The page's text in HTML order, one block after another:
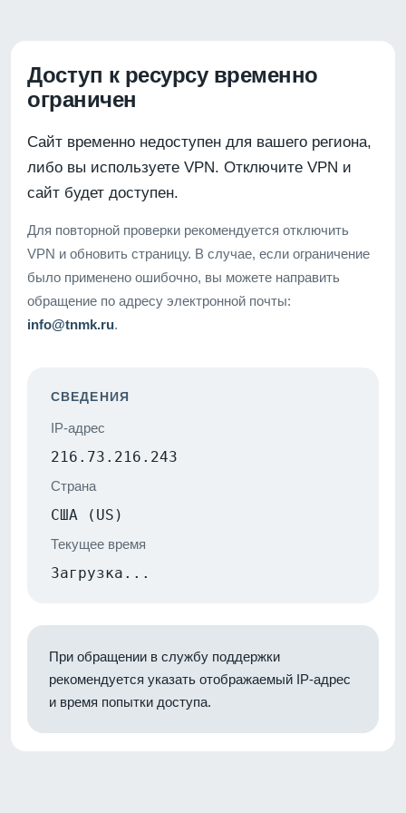
Доступ к ресурсу временно
ограничен
Сайт временно недоступен для вашего региона,
либо вы используете VPN. Отключите VPN и
сайт будет доступен.
Для повторной проверки рекомендуется отключить
VPN и обновить страницу. В случае, если ограничение
было применено ошибочно, вы можете направить
обращение по адресу электронной почты:
info@tnmk.ru.
СВЕДЕНИЯ
IP-адрес
216.73.216.243
Страна
США (US)
Текущее время
Загрузка...
При обращении в службу поддержки
рекомендуется указать отображаемый IP-адрес
и время попытки доступа.